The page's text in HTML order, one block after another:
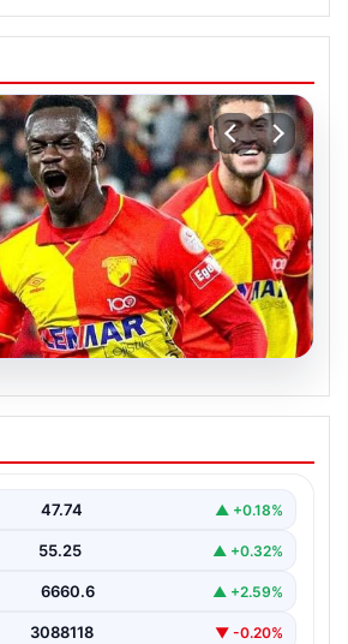
basacak! Yine dev satış
47.74 ▲ +0.18%
55.25 ▲ +0.32%
6660.6 ▲ +2.59%
3088118 ▼ -0.20%